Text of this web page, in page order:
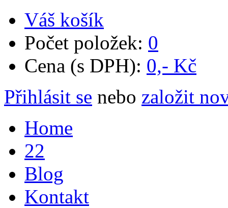
Váš košík
Počet položek: 0
Cena (s DPH): 0,- Kč
Přihlásit se nebo založit
Home
22
Blog
Kontakt